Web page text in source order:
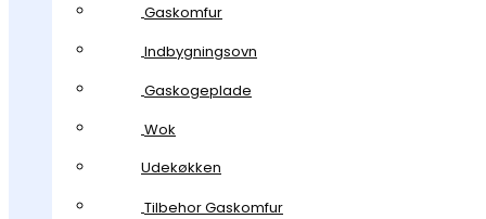
Gaskomfur
Indbygningsovn
Gaskogeplade
Wok
Udekøkken
Tilbehor Gaskomfur